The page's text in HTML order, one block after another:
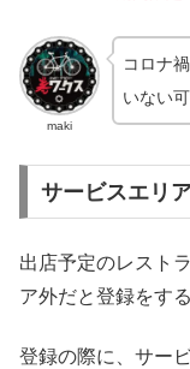
maki
コロナ
いない
サービスエリ
出店予定のレスト
ア外だと登録をす
登録の際に、サー